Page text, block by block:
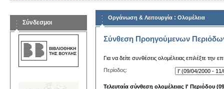
Σύνδεσμοι
Οργάνωση & Λειτουργία : Ολομέλεια
Σύνθεση Προηγούμενων
Για να δείτε συνθέσεις ολομέλειας επιλέξτε την
Περίοδος:
Τελευταία σύνθεση ολομέλειας Ι' Περιόδου